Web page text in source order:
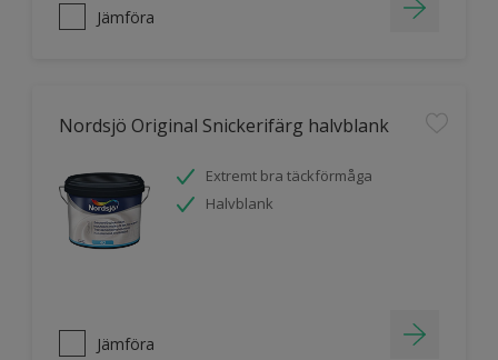
Jämföra
Nordsjö Original Snickerifärg halvblank
Extremt bra täckförmåga
Halvblank
Jämföra